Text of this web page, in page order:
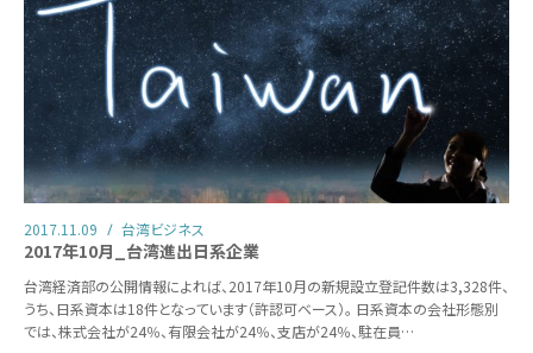
2017.11.09 台湾ビジネス
2017年10月_台湾進出日系企業
台湾経済部の公開情報によれば、2017年10月の新規設立登記件数は3,328件、
うち、日系資本は18件となっています（許認可ベース）。 日系資本の会社形態別
では、株式会社が24％、有限会社が24％、支店が24％、駐在員…